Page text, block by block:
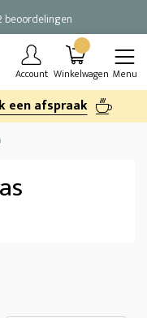
beoordelingen
Account Winkelwagen Menu
een afspraak